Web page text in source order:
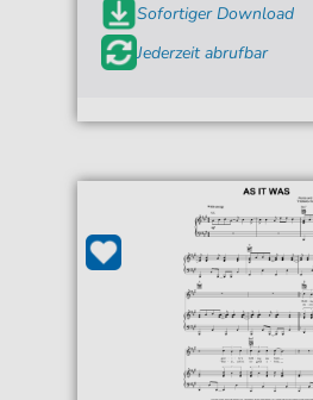
Sofortiger Download
Jederzeit abrufbar